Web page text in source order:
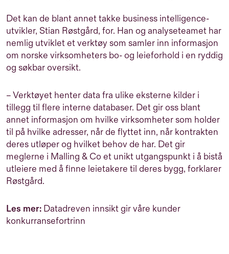
Det kan de blant annet takke business intelligence-
utvikler, Stian Røstgård, for. Han og analyseteamet har
nemlig utviklet et verktøy som samler inn informasjon
om norske virksomheters bo- og leieforhold i en ryddig
og søkbar oversikt.
– Verktøyet henter data fra ulike eksterne kilder i
tillegg til flere interne databaser. Det gir oss blant
annet informasjon om hvilke virksomheter som holder
til på hvilke adresser, når de flyttet inn, når kontrakten
deres utløper og hvilket behov de har. Det gir
meglerne i Malling & Co et unikt utgangspunkt i å bistå
utleiere med å finne leietakere til deres bygg, forklarer
Røstgård.
Les mer: Datadreven innsikt gir våre kunder
konkurransefortrinn